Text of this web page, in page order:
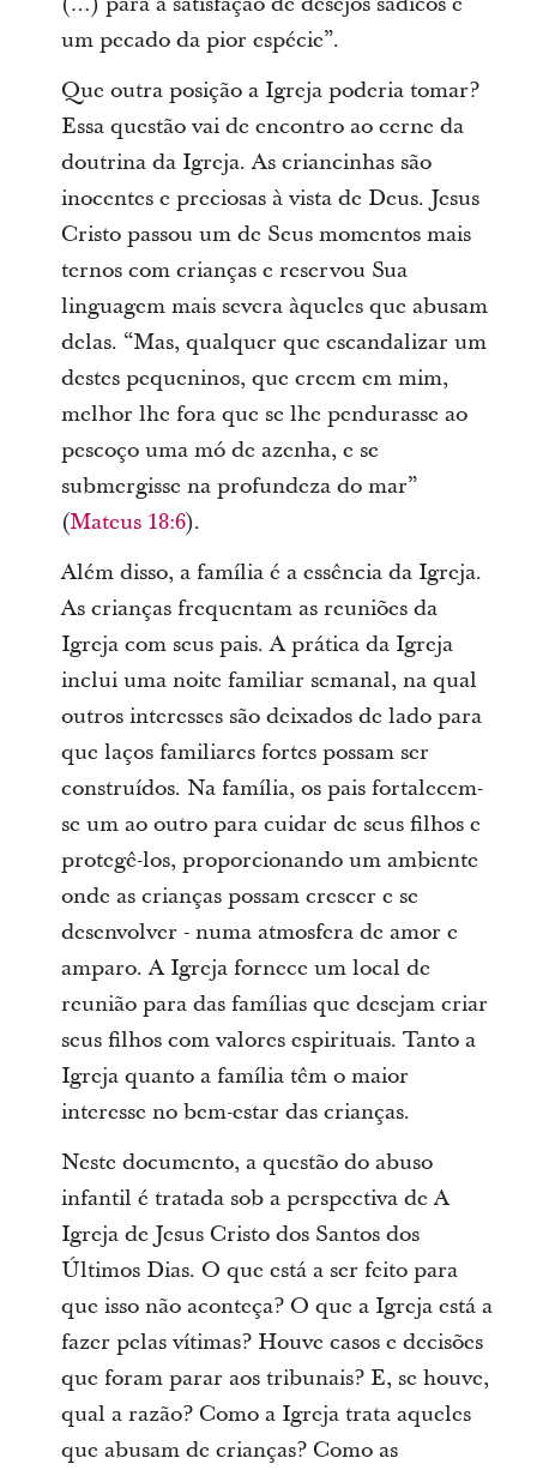
um pecado da pior espécie”.
Que outra posição a Igreja poderia tomar?
Essa questão vai de encontro ao cerne da
doutrina da Igreja. As criancinhas são
inocentes e preciosas à vista de Deus. Jesus
Cristo passou um de Seus momentos mais
ternos com crianças e reservou Sua
linguagem mais severa àqueles que abusam
delas. “Mas, qualquer que escandalizar um
destes pequeninos, que creem em mim,
melhor lhe fora que se lhe pendurasse ao
pescoço uma mó de azenha, e se
submergisse na profundeza do mar”
(Mateus 18:6).
Além disso, a família é a essência da Igreja.
As crianças frequentam as reuniões da
Igreja com seus pais. A prática da Igreja
inclui uma noite familiar semanal, na qual
outros interesses são deixados de lado para
que laços familiares fortes possam ser
construídos. Na família, os pais fortalecem-
se um ao outro para cuidar de seus filhos e
protegê-los, proporcionando um ambiente
onde as crianças possam crescer e se
desenvolver - numa atmosfera de amor e
amparo. A Igreja fornece um local de
reunião para das famílias que desejam criar
seus filhos com valores espirituais. Tanto a
Igreja quanto a família têm o maior
interesse no bem-estar das crianças.
Neste documento, a questão do abuso
infantil é tratada sob a perspectiva de A
Igreja de Jesus Cristo dos Santos dos
Últimos Dias. O que está a ser feito para
que isso não aconteça? O que a Igreja está a
fazer pelas vítimas? Houve casos e decisões
que foram parar aos tribunais? E, se houve,
qual a razão? Como a Igreja trata aqueles
que abusam de crianças? Como as